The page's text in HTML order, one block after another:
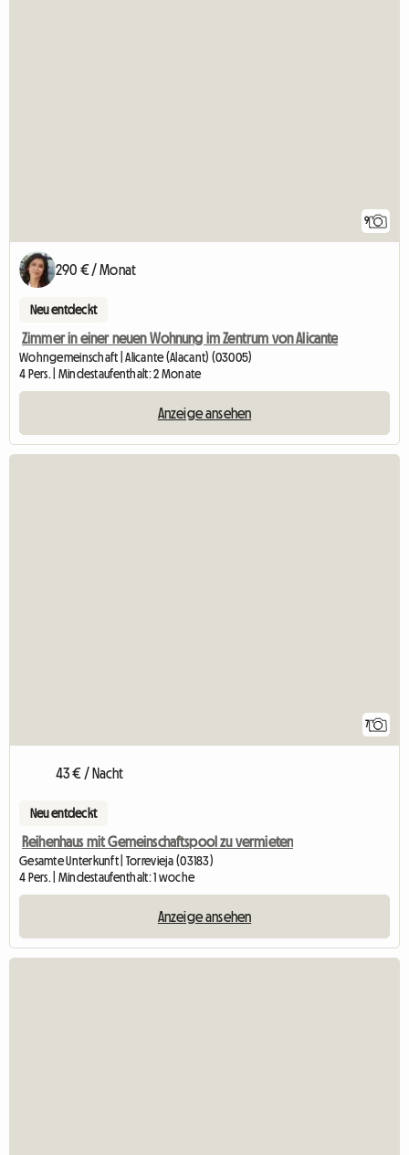
9
290 € / Monat
Neu entdeckt
Zimmer in einer neuen Wohnung im Zentrum von Alicante
Wohngemeinschaft | Alicante (Alacant) (03005)
4 Pers. | Mindestaufenthalt: 2 Monate
Anzeige ansehen
7
43 € / Nacht
Neu entdeckt
Reihenhaus mit Gemeinschaftspool zu vermieten
Gesamte Unterkunft | Torrevieja (03183)
4 Pers. | Mindestaufenthalt: 1 woche
Anzeige ansehen